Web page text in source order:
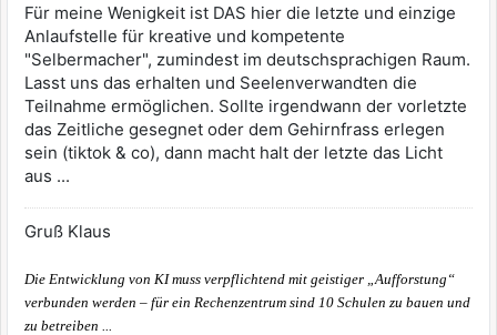
Für meine Wenigkeit ist DAS hier die letzte und einzige
Anlaufstelle für kreative und kompetente
"Selbermacher", zumindest im deutschsprachigen Raum.
Lasst uns das erhalten und Seelenverwandten die
Teilnahme ermöglichen. Sollte irgendwann der vorletzte
das Zeitliche gesegnet oder dem Gehirnfrass erlegen
sein (tiktok & co), dann macht halt der letzte das Licht
aus ...
Gruß Klaus
Die Entwicklung von KI muss verpflichtend mit geistiger „Aufforstung“
verbunden werden – für ein Rechenzentrum sind 10 Schulen zu bauen und
zu betreiben ...